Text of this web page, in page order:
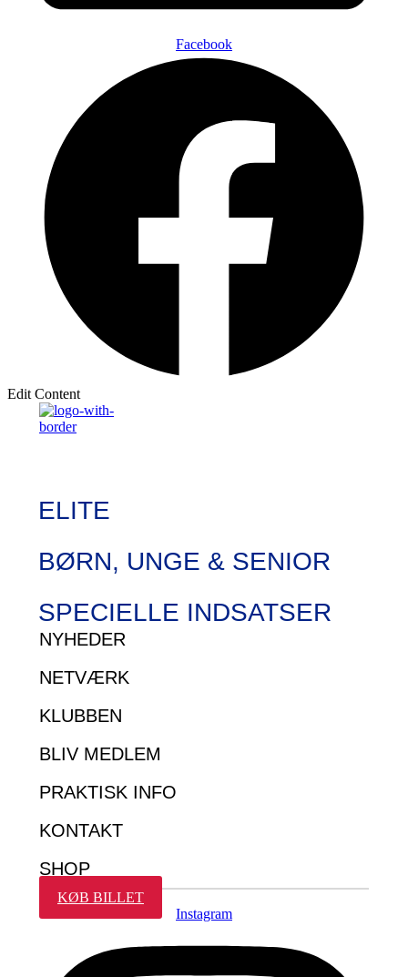
Facebook
Edit Content
ELITE
BØRN, UNGE & SENIOR
SPECIELLE INDSATSER
NYHEDER
NETVÆRK
KLUBBEN
BLIV MEDLEM
PRAKTISK INFO
KONTAKT
SHOP
KØB BILLET
Instagram